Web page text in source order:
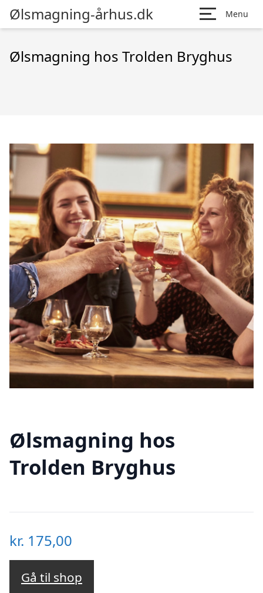
Ølsmagning-århus.dk Menu
Ølsmagning hos Trolden Bryghus
Ølsmagning hos
Trolden Bryghus
kr. 175,00
Gå til shop